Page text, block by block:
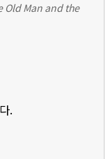
Old Man and the
.